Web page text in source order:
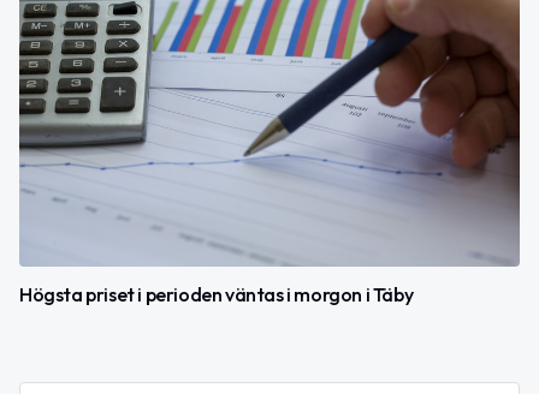
Högsta priset i perioden väntas i morgon i Täby